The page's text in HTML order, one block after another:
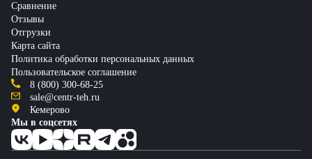
Сравнение
Отзывы
Отгрузки
Карта сайта
Политика обработки персональных данных
Пользовательское соглашение
8 (800) 300-68-25
sale@centr-teh.ru
Кемерово
Мы в соцсетях